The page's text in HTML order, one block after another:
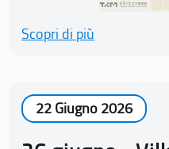
Scopri di più
22 Giugno 2026